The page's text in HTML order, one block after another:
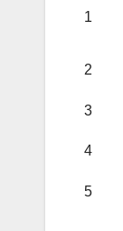
1
2
3
4
5